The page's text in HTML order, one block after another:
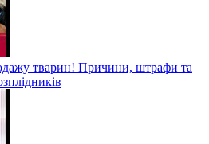
тварин! Причини, штрафи та